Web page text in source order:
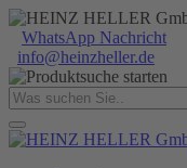
WhatsApp Nachricht
info@heinzheller.de